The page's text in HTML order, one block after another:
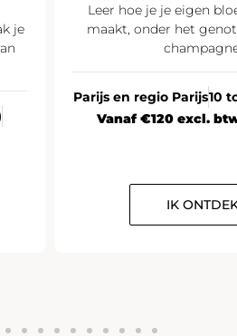
je
Leer hoe je je eigen
maakt, onder het
Parijs en regio Parijs10
Vanaf €120 excl.
IK